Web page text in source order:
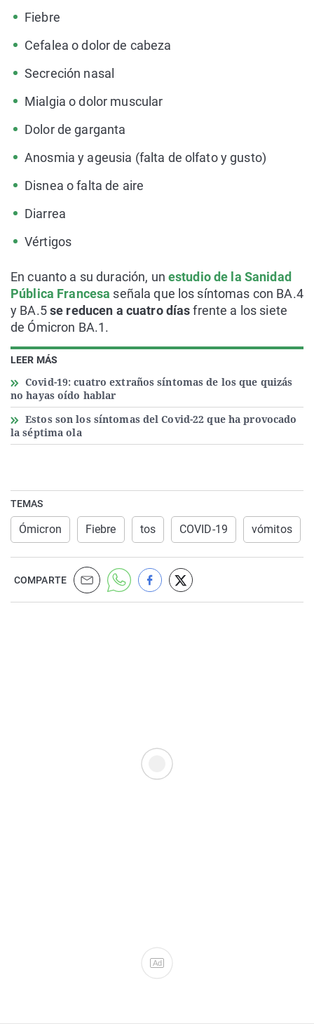
Fiebre
Cefalea o dolor de cabeza
Secreción nasal
Mialgia o dolor muscular
Dolor de garganta
Anosmia y ageusia (falta de olfato y gusto)
Disnea o falta de aire
Diarrea
Vértigos
En cuanto a su duración, un estudio de la Sanidad
Pública Francesa señala que los síntomas con BA.4
y BA.5se reducen a cuatro díasfrente a los siete
de Ómicron BA.1.
LEER MÁS
Covid-19: cuatro extraños síntomas de los que quizás
no hayas oído hablar
Estos son los síntomas del Covid-22 que ha provocado
la séptima ola
TEMAS
Ómicron Fiebre tos COVID-19 vómitos
COMPARTE
Ad